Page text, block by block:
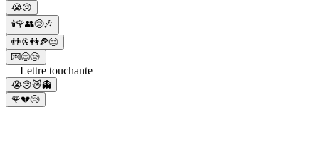
😭😢
🕯️🌹👥😢🎶
👬🥂👭🍕😢
💌😊😢
— Lettre touchante
😭😢😿👻
🌹💔😢